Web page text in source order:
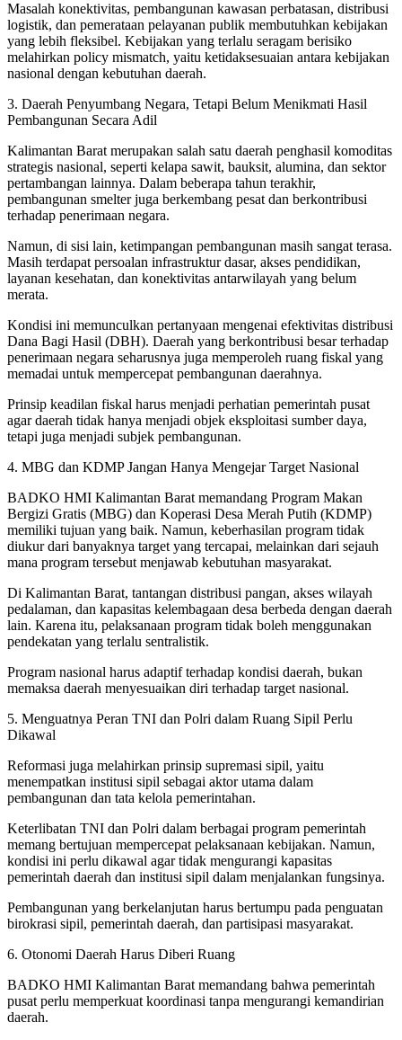
Masalah konektivitas, pembangunan kawasan perbatasan, distribusi
logistik, dan pemerataan pelayanan publik membutuhkan kebijakan
yang lebih fleksibel. Kebijakan yang terlalu seragam berisiko
melahirkan policy mismatch, yaitu ketidaksesuaian antara kebijakan
nasional dengan kebutuhan daerah.
3. Daerah Penyumbang Negara, Tetapi Belum Menikmati Hasil
Pembangunan Secara Adil
Kalimantan Barat merupakan salah satu daerah penghasil komoditas
strategis nasional, seperti kelapa sawit, bauksit, alumina, dan sektor
pertambangan lainnya. Dalam beberapa tahun terakhir,
pembangunan smelter juga berkembang pesat dan berkontribusi
terhadap penerimaan negara.
Namun, di sisi lain, ketimpangan pembangunan masih sangat terasa.
Masih terdapat persoalan infrastruktur dasar, akses pendidikan,
layanan kesehatan, dan konektivitas antarwilayah yang belum
merata.
Kondisi ini memunculkan pertanyaan mengenai efektivitas distribusi
Dana Bagi Hasil (DBH). Daerah yang berkontribusi besar terhadap
penerimaan negara seharusnya juga memperoleh ruang fiskal yang
memadai untuk mempercepat pembangunan daerahnya.
Prinsip keadilan fiskal harus menjadi perhatian pemerintah pusat
agar daerah tidak hanya menjadi objek eksploitasi sumber daya,
tetapi juga menjadi subjek pembangunan.
4. MBG dan KDMP Jangan Hanya Mengejar Target Nasional
BADKO HMI Kalimantan Barat memandang Program Makan
Bergizi Gratis (MBG) dan Koperasi Desa Merah Putih (KDMP)
memiliki tujuan yang baik. Namun, keberhasilan program tidak
diukur dari banyaknya target yang tercapai, melainkan dari sejauh
mana program tersebut menjawab kebutuhan masyarakat.
Di Kalimantan Barat, tantangan distribusi pangan, akses wilayah
pedalaman, dan kapasitas kelembagaan desa berbeda dengan daerah
lain. Karena itu, pelaksanaan program tidak boleh menggunakan
pendekatan yang terlalu sentralistik.
Program nasional harus adaptif terhadap kondisi daerah, bukan
memaksa daerah menyesuaikan diri terhadap target nasional.
5. Menguatnya Peran TNI dan Polri dalam Ruang Sipil Perlu
Dikawal
Reformasi juga melahirkan prinsip supremasi sipil, yaitu
menempatkan institusi sipil sebagai aktor utama dalam
pembangunan dan tata kelola pemerintahan.
Keterlibatan TNI dan Polri dalam berbagai program pemerintah
memang bertujuan mempercepat pelaksanaan kebijakan. Namun,
kondisi ini perlu dikawal agar tidak mengurangi kapasitas
pemerintah daerah dan institusi sipil dalam menjalankan fungsinya.
Pembangunan yang berkelanjutan harus bertumpu pada penguatan
birokrasi sipil, pemerintah daerah, dan partisipasi masyarakat.
6. Otonomi Daerah Harus Diberi Ruang
BADKO HMI Kalimantan Barat memandang bahwa pemerintah
pusat perlu memperkuat koordinasi tanpa mengurangi kemandirian
daerah.